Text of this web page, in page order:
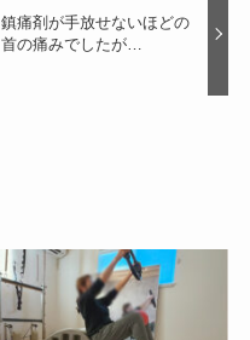
鎮痛剤が手放せないほどの
首の痛みでしたが…